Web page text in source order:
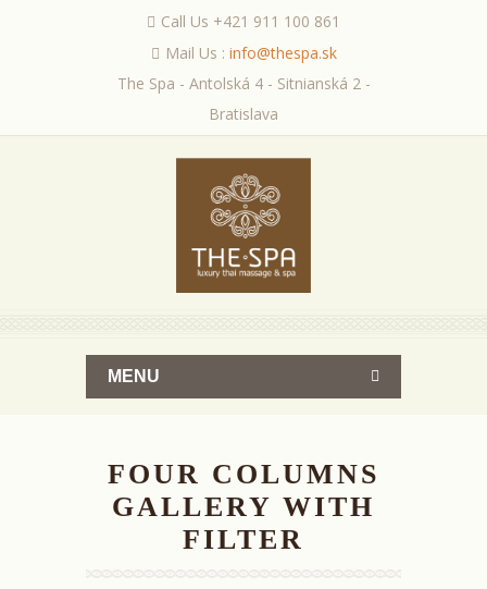
Call Us +421 911 100 861
Mail Us : info@thespa.sk
The Spa - Antolská 4 - Sitnianská 2 -
Bratislava
MENU
FOUR COLUMNS
GALLERY WITH
FILTER